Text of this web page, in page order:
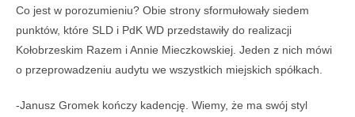
Co jest w porozumieniu? Obie strony sformułowały siedem
punktów, które SLD i PdK WD przedstawiły do realizacji
Kołobrzeskim Razem i Annie Mieczkowskiej. Jeden z nich mówi
o przeprowadzeniu audytu we wszystkich miejskich spółkach.
-Janusz Gromek kończy kadencję. Wiemy, że ma swój styl